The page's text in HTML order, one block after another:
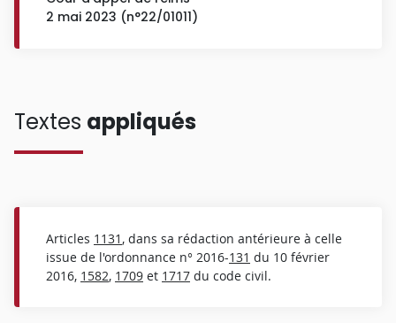
2 mai 2023 (n°22/01011)
Textes appliqués
Articles 1131 , dans sa rédaction antérieure à celle
issue de l'ordonnance n° 2016-131 du 10 février
2016, 1582, 1709 et 1717 du code civil.